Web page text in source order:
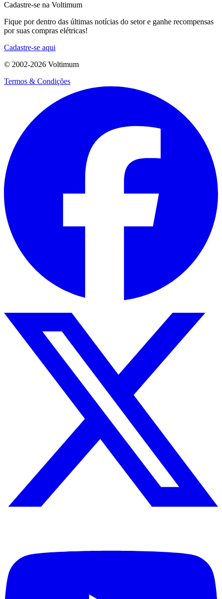
Cadastre-se na Voltimum
Fique por dentro das últimas notícias do setor e ganhe recompensas
por suas compras elétricas!
Cadastre-se aqui
© 2002-2026 Voltimum
Termos & Condições